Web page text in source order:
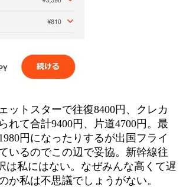
ットスターで往復8400円、クレカ
れて合計9400円、片道4700円。最
円になったりするが出国フライ
いるのでこの辺で妥協。新幹線往
は私にはない。なぜみんな高くて遅
か私は不思議でしょうがない。